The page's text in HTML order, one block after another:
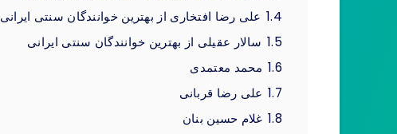
1.4 علی رضا افتخاری از بهترین خوانندگان سنتی ایرانی
1.5 سالار عقیلی از بهترین خوانندگان سنتی ایرانی
1.6 محمد معتمدی
1.7 علی رضا قربانی
1.8 غلام حسین بنان